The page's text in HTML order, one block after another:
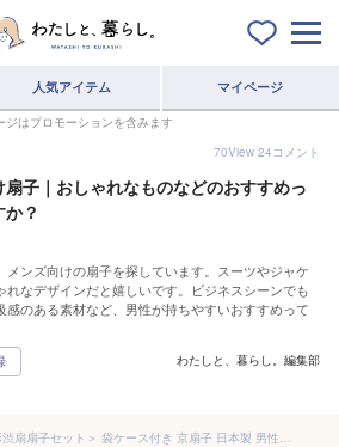
人気アイテム マイページ
ジはプロモーションを含みます
70View 24コメント
扇子｜おしゃれなものなどのおすすめっ
？
ンズ向けの扇子を探しています。スーツやジャケ
れなデザインだと嬉しいです。ビジネスシーンでも
のある素材など、男性が持ちやすいおすすめって
わたしと、暮らし。編集部
扇子 メンズ ＜紗綾形渋扇扇子セット＞ 袋ケース付き 京扇子 日本製 男性 紳士 父の日 名入れ 誕生日プレゼント お父さん 父親 プレゼント ギフト 30代 40代 50代 記念日 お祝い 退職祝い おしゃれ 人気 実用的 軽量 送料無料【創業1718年 京都老舗 扇子の白竹堂】